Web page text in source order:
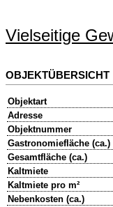
Vielseitige
OBJEKTÜBERSICHT
Objektart
Adresse
Objektnummer
Gastronomiefläche (ca.)
Gesamtfläche (ca.)
Kaltmiete
Kaltmiete pro m²
Nebenkosten (ca.)